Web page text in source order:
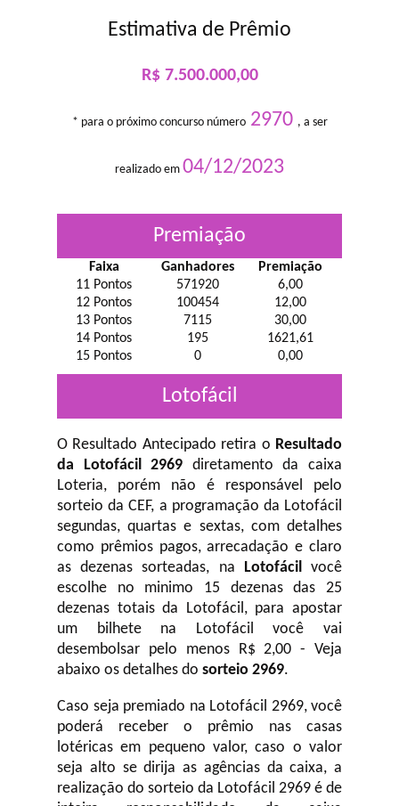
Estimativa de Prêmio
R$ 7.500.000,00
* para o próximo concurso número2970 , a ser
realizado em 04/12/2023
Premiação
Faixa Ganhadores
Premiação
11 Pontos
571920
6,00
12 Pontos
100454
12,00
13 Pontos
7115
30,00
14 Pontos
195
1621,61
15 Pontos
0 0,00
Lotofácil
O Resultado Antecipado retira o Resultado
da Lotofácil 2969 diretamento da caixa
Loteria, porém não é responsável pelo
sorteio da CEF, a programação da Lotofácil
segundas, quartas e sextas, com detalhes
como prêmios pagos, arrecadação e claro
as dezenas sorteadas, na Lotofácilvocê
escolhe no minimo 15 dezenas das 25
dezenas totais da Lotofácil, para apostar
um bilhete na Lotofácil você vai
desembolsar pelo menos R$ 2,00 - Veja
abaixo os detalhes do sorteio 2969.
Caso seja premiado na Lotofácil 2969, você
poderá receber o prêmio nas casas
lotéricas em pequeno valor, caso o valor
seja alto se dirija as agências da caixa, a
realização do sorteio da Lotofácil 2969 é de